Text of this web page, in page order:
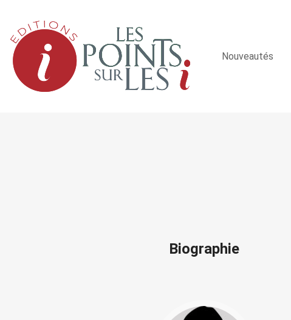
Nouveautés
Biographie